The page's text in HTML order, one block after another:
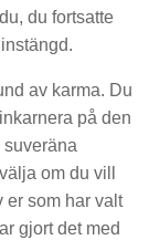
du fortsatte
av karma. Du
på den
om du vill
er som har valt
gjort det med